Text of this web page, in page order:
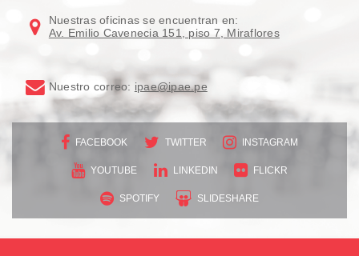
Nuestras oficinas se encuentran en:
Av. Emilio Cavenecia 151, piso 7, Miraflores
Nuestro correo: ipae@ipae.pe
FACEBOOK TWITTER INSTAGRAM
YOUTUBE LINKEDIN FLICKR
SPOTIFY SLIDESHARE